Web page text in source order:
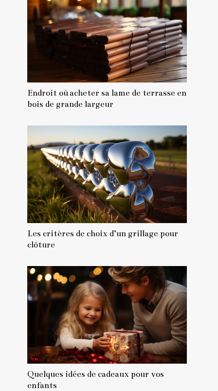
Endroit où acheter sa lame de terrasse en
bois de grande largeur
Les critères de choix d’un grillage pour
clôture
Quelques idées de cadeaux pour vos
enfants